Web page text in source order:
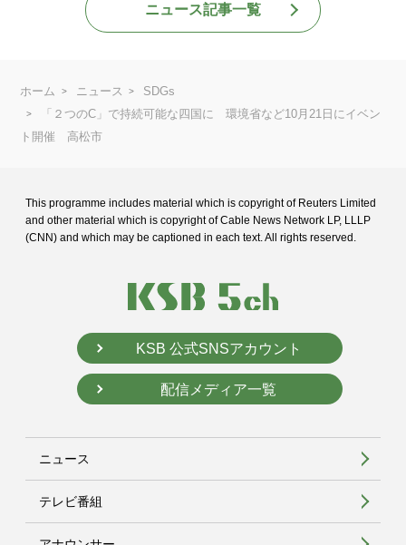
ニュース記事一覧
ホーム ニュース
SDGs
「２つのC」で持続可能な四国に 環境省など10月21日にイベン
ト開催 高松市
This programme includes material which is copyright of Reuters Limited
and other material which is copyright of Cable News Network LP, LLLP
(CNN) and which may be captioned in each text. All rights reserved.
KSB 公式SNSアカウント
配信メディア一覧
ニュース
テレビ番組